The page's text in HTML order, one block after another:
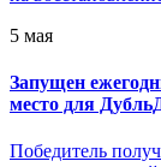
5 мая
Запущен
место для
Победитель